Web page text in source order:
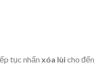
tục nhấn xóa lùicho đến